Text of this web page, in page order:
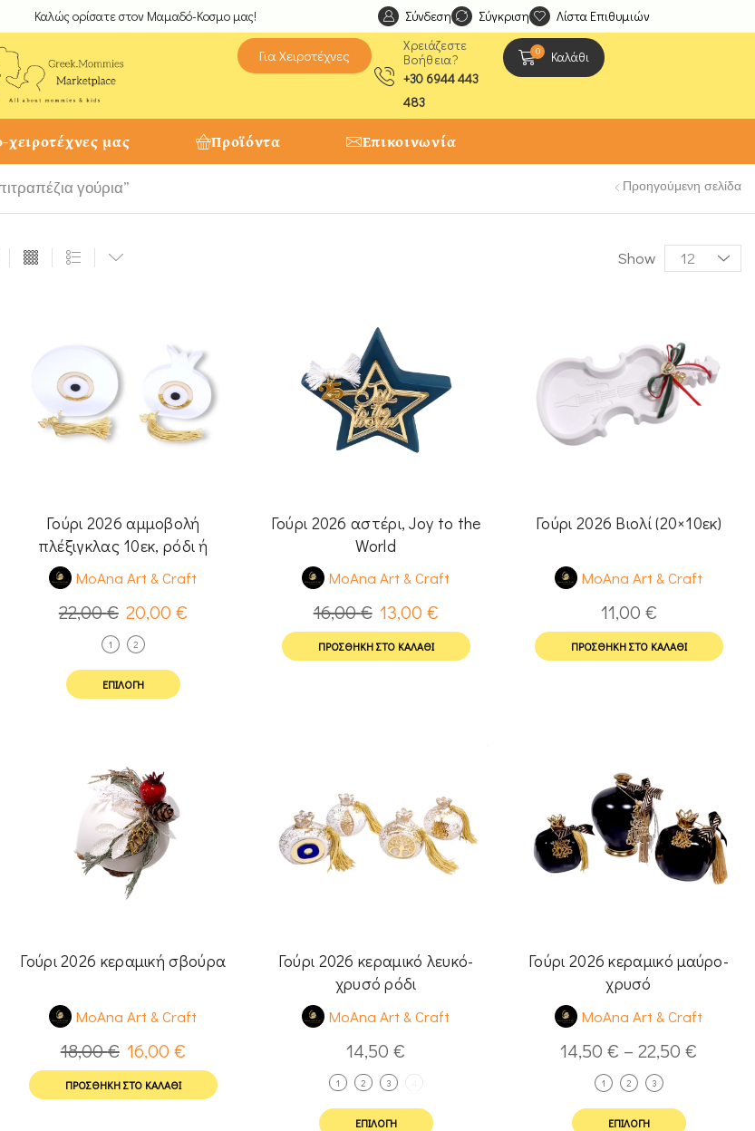
Καλώς ορίσατε στον Μαμαδό-Κοσμο μας! Ανακαλύψτε μοναδικές δημιουργίες από τους
Σύνδεση Σύγκριση Λίστα Επιθυμιών
Για Χειροτέχνες
Χρειάζεστε
Βοήθεια?
+30 6944 443
483
0 Καλάθι
μας Προϊόντα Επικοινωνία
γούρια” Προηγούμενη σελίδα
Show
Γούρι 2026 αμμοβολή
πλέξιγκλας 10εκ, ρόδι ή
στρογγυλό
MoAna Art & Craft
22,00€ 20,00 €
1 2
ΕΠΙΛΟΓΉ
Γούρι 2026 αστέρι, Joy to the
World
MoAna Art & Craft
16,00€ 13,00 €
ΠΡΟΣΘΉΚΗ ΣΤΟ ΚΑΛΆΘΙ
Γούρι 2026 Βιολί (20×10εκ)
MoAna Art & Craft
11,00 €
ΠΡΟΣΘΉΚΗ ΣΤΟ ΚΑΛΆΘΙ
Γούρι 2026 κεραμική σβούρα
MoAna Art & Craft
18,00€ 16,00 €
ΠΡΟΣΘΉΚΗ ΣΤΟ ΚΑΛΆΘΙ
Γούρι 2026 κεραμικό λευκό-
χρυσό ρόδι
MoAna Art & Craft
14,50€
1 2 3
ΕΠΙΛΟΓΉ
Γούρι 2026 κεραμικό μαύρο-
χρυσό
MoAna Art & Craft
14,50€ – 22,50€
1 2 3
ΕΠΙΛΟΓΉ